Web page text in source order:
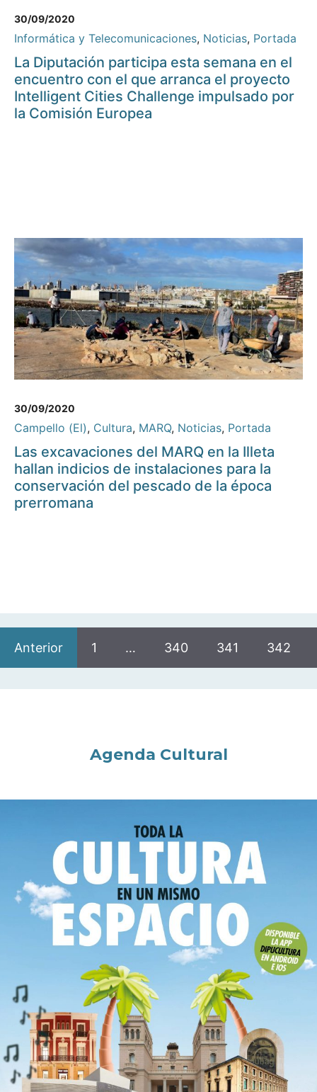
30/09/2020
Informática y Telecomunicaciones, Noticias, Portada
La Diputación participa esta semana en el
encuentro con el que arranca el proyecto
Intelligent Cities Challenge impulsado por
la Comisión Europea
30/09/2020
Campello (El), Cultura, MARQ, Noticias, Portada
Las excavaciones del MARQ en la Illeta
hallan indicios de instalaciones para la
conservación del pescado de la época
prerromana
Anterior 1 … 340 341 342
Agenda Cultural